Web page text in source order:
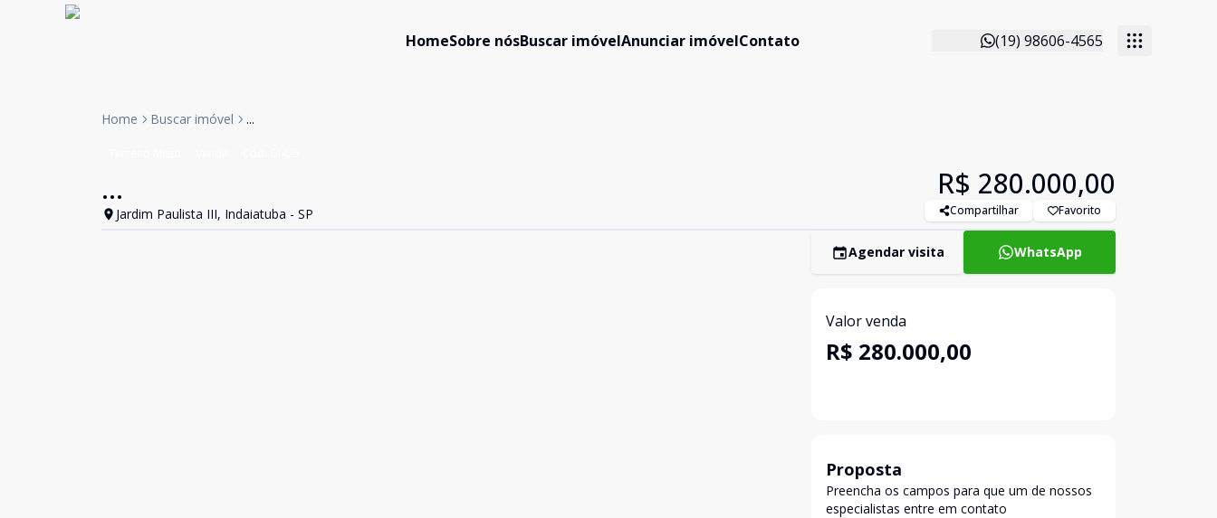
HomeSobre nósBuscar imóvelAnunciar imóvelContato (19) 98606-4565
Home Buscar imóvel ...
...
Jardim Paulista III, Indaiatuba - SP
R$ 280.000,00
Compartilhar Favorito
Agendar visita WhatsApp
Valor venda
R$ 280.000,00
Proposta
Preencha os campos para que um de nossos
especialistas entre em contato